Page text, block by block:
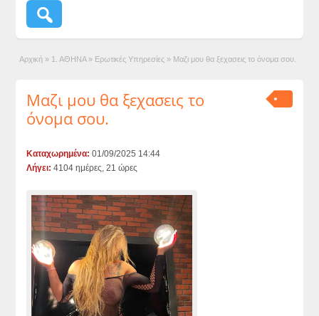
Αρχική » 1. ΑΘΗΝΑ » Ερωτικές Υπηρεσίες » Μαζι μου θα ξεχασεις το όνομα σου.
Μαζι μου θα ξεχασεις το
όνομα σου.
Καταχωρημένα: 01/09/2025 14:44
Λήγει: 4104 ημέρες, 21 ώρες